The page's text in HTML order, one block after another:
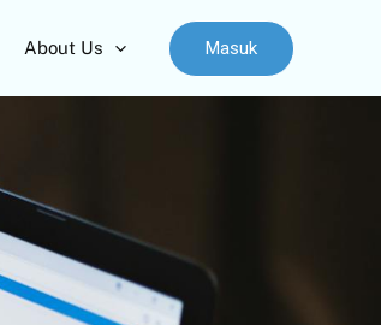
About Us Masuk